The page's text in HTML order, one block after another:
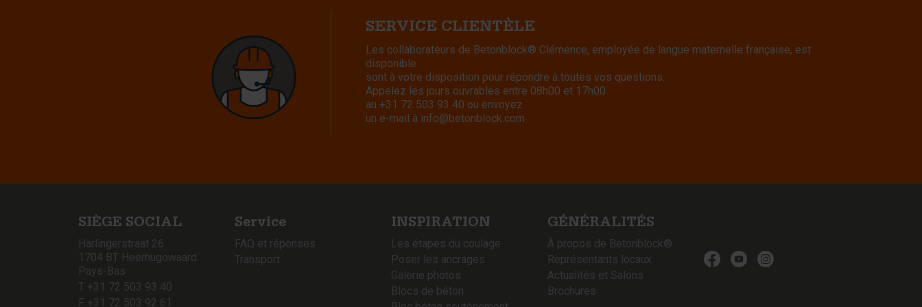
SERVICE CLIENTÈLE
Les collaborateurs de Betonblock® Clémence, employée de langue maternelle française, est
disponible.
sont à votre disposition pour répondre à toutes vos questions.
Appelez les jours ouvrables entre 08h00 et 17h00
au +31 72 503 93 40 ou envoyez
un e-mail à info@betonblock.com
SIÈGE SOCIAL
Harlingerstraat 26
1704 BT Heerhugowaard
Pays-Bas
T +31 72 503 93 40
F +31 72 503 92 61
Service
FAQ et réponses
Transport
INSPIRATION
Les étapes du coulage
Poser les ancrages
Galerie photos
Blocs de béton
GÉNÉRALITÉS
À propos de Betonblock®
Représentants locaux
Actualités et Salons
Brochures